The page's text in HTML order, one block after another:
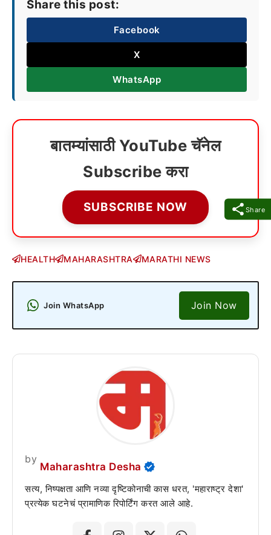
Share
Share this post:
Facebook
X
WhatsApp
बातम्यांसाठी YouTube चॅनेल
Subscribe करा
SUBSCRIBE NOW
HEALTH MAHARASHTRA MARATHI NEWS
Join WhatsApp Join Now
by
Maharashtra Desha
सत्य, निष्पक्षता आणि नव्या दृष्टिकोनाची कास धरत, 'महाराष्ट्र देशा'
प्रत्येक घटनेचं प्रामाणिक रिपोर्टिंग करत आले आहे.